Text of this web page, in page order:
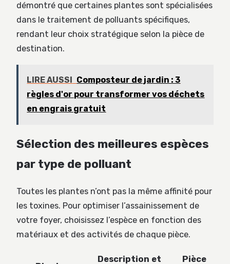
démontré que certaines plantes sont spécialisées
dans le traitement de polluants spécifiques,
rendant leur choix stratégique selon la pièce de
destination.
LIRE AUSSI
Composteur de jardin : 3
règles d'or pour transformer vos déchets
en engrais gratuit
Sélection des meilleures espèces
par type de polluant
Toutes les plantes n’ont pas la même affinité pour
les toxines. Pour optimiser l’assainissement de
votre foyer, choisissez l’espèce en fonction des
matériaux et des activités de chaque pièce.
Description et Pièce